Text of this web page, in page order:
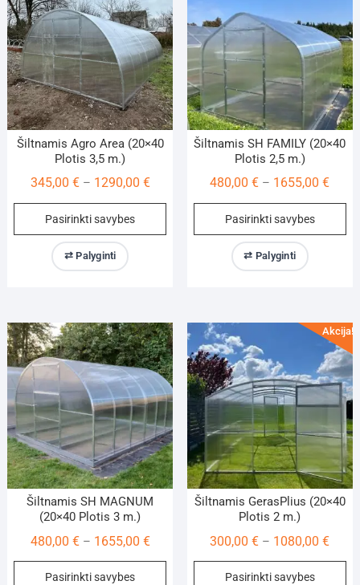
chosen
on
the
product
page
on
Šiltnamis Agro Area (20×40
Plotis 3,5 m.)
345,00 € – 1290,00 €Price
range:
through
Pasirinkti savybes
This
options
may
be
chosen
on
the
product
page
⇄ Palyginti
Šiltnamis SH FAMILY (20×40
Plotis 2,5 m.)
480,00€ – 1655,00€Price
Pasirinkti savybes
be
on
⇄ Palyginti
Šiltnamis SH MAGNUM
(20×40 Plotis 3 m.)
480,00 € – 1655,00 €Price
range:
Pasirinkti savybes
Akcija!
Šiltnamis GerasPlius (20×40
Plotis 2 m.)
300,00€ – 1080,00€Price
Pasirinkti savybes